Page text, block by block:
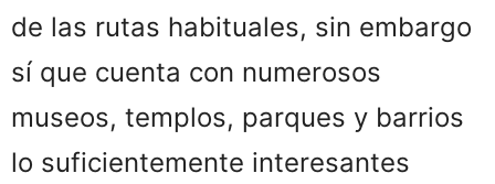
de las rutas habituales, sin embargo
sí que cuenta con numerosos
museos, templos, parques y barrios
lo suficientemente interesantes